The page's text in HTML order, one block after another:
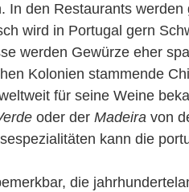
In den Restaurants werden
wird in Portugal gern
werden Gewürze eher
Kolonien stammende
für seine Weine
oder der Madeira von
kann die
die